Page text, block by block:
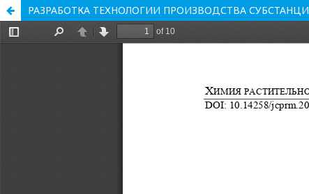
РАЗРАБОТКА ТЕХНОЛОГИИ ПРОИЗВОДСТВА